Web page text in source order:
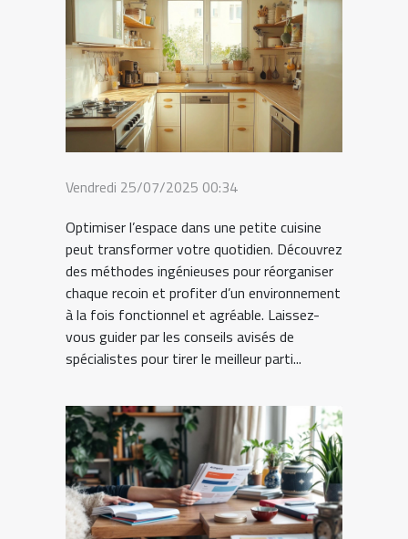
Vendredi 25/07/2025 00:34
Optimiser l’espace dans une petite cuisine
peut transformer votre quotidien. Découvrez
des méthodes ingénieuses pour réorganiser
chaque recoin et profiter d’un environnement
à la fois fonctionnel et agréable. Laissez-
vous guider par les conseils avisés de
spécialistes pour tirer le meilleur parti...